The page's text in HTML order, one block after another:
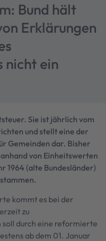
Bund hält
Erklärungen
nicht ein
Sie ist jährlich vom
und stellt eine der
Gemeinden dar. Bisher
von Einheitswerten
1964 (alte Bundesländer)
kommt es bei der
zu
soll durch eine reformierte
ab dem 01. Januar